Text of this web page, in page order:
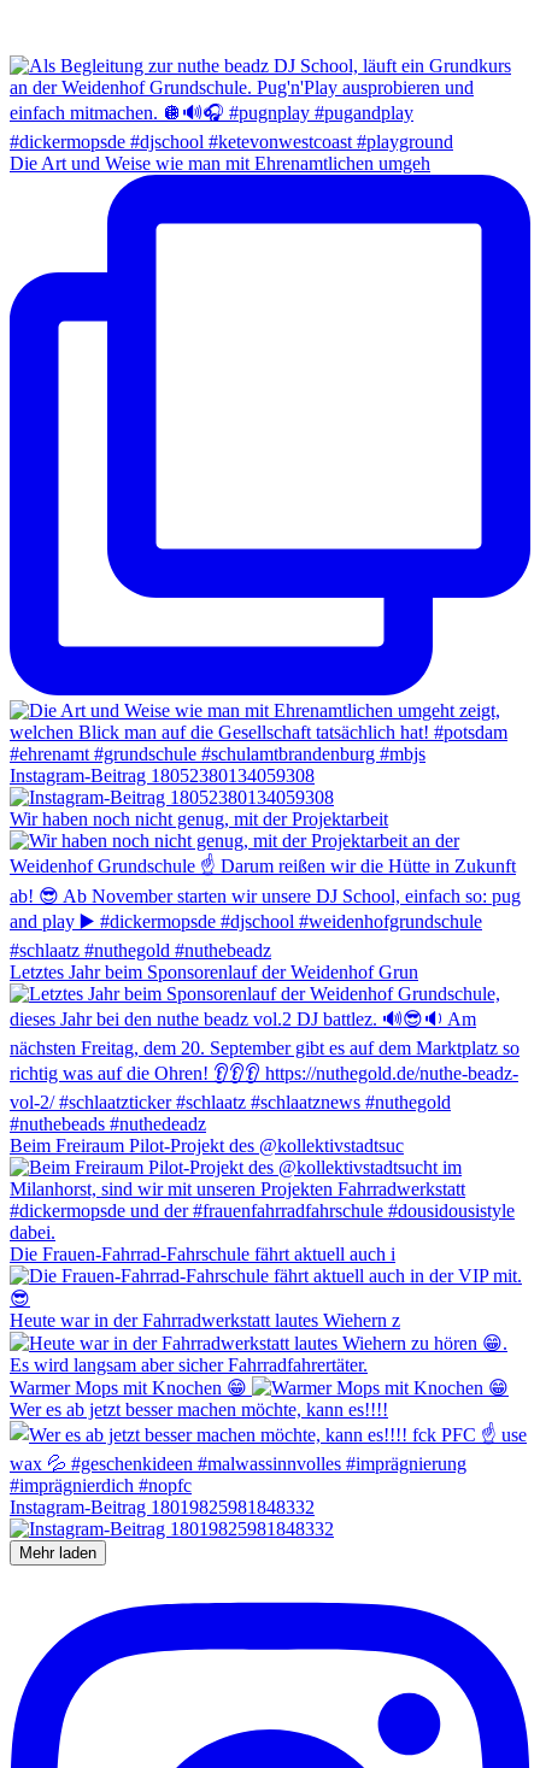
Die Art und Weise wie man mit Ehrenamtlichen umgeh
Instagram-Beitrag 18052380134059308
Wir haben noch nicht genug, mit der Projektarbeit
Letztes Jahr beim Sponsorenlauf der Weidenhof Grun
Beim Freiraum Pilot-Projekt des @kollektivstadtsuc
Die Frauen-Fahrrad-Fahrschule fährt aktuell auch i
Heute war in der Fahrradwerkstatt lautes Wiehern z
Warmer Mops mit Knochen 😁
Wer es ab jetzt besser machen möchte, kann es!!!!
Instagram-Beitrag 18019825981848332
Mehr laden